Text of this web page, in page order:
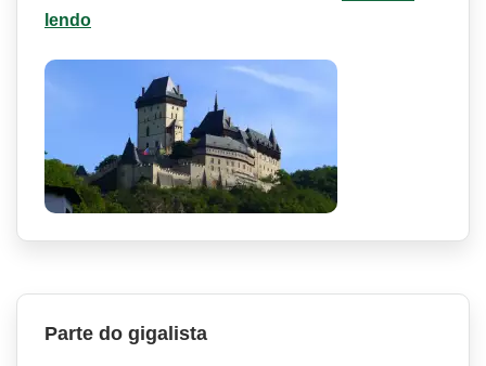
lendo
Parte do gigalista